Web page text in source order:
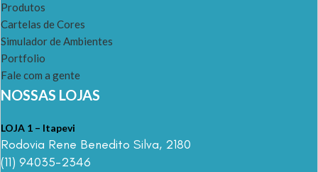
Produtos
Cartelas de Cores
Simulador de Ambientes
Portfolio
Fale com a gente
NOSSAS LOJAS
LOJA 1 – Itapevi
Rodovia Rene Benedito Silva, 2180
(11) 94035-2346